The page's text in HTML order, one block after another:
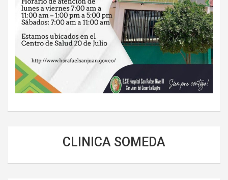
CLINICA SOMEDA